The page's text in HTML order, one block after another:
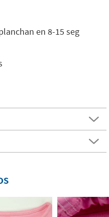
en 8-15 seg